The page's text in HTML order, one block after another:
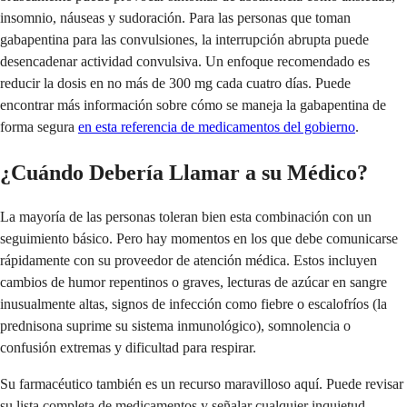
insomnio, náuseas y sudoración. Para las personas que toman
gabapentina para las convulsiones, la interrupción abrupta puede
desencadenar actividad convulsiva. Un enfoque recomendado es
reducir la dosis en no más de 300 mg cada cuatro días. Puede
encontrar más información sobre cómo se maneja la gabapentina de
forma segura en esta referencia de medicamentos del gobierno.
¿Cuándo Debería Llamar a su Médico?
La mayoría de las personas toleran bien esta combinación con un
seguimiento básico. Pero hay momentos en los que debe comunicarse
rápidamente con su proveedor de atención médica. Estos incluyen
cambios de humor repentinos o graves, lecturas de azúcar en sangre
inusualmente altas, signos de infección como fiebre o escalofríos (la
prednisona suprime su sistema inmunológico), somnolencia o
confusión extremas y dificultad para respirar.
Su farmacéutico también es un recurso maravilloso aquí. Puede revisar